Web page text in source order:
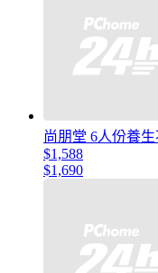
尚朋堂 6人份養
$1,588
$1,690